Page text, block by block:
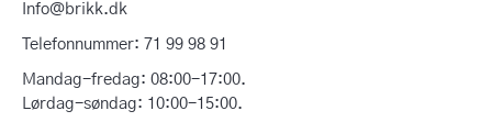
Info@brikk.dk
Telefonnummer: 71 99 98 91
Mandag-fredag: 08:00-17:00.
Lørdag-søndag: 10:00-15:00.